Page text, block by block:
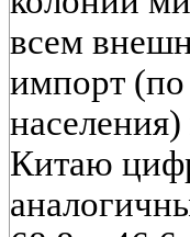
всем
импорт (по
Китаю